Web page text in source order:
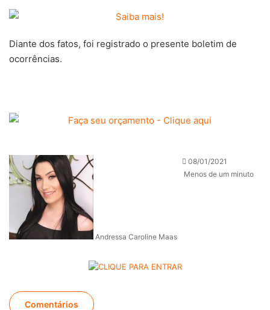
Diante dos fatos, foi registrado o presente boletim de
ocorrências.
Andressa Caroline Maas
08/01/2021
Menos de um minuto
Comentários